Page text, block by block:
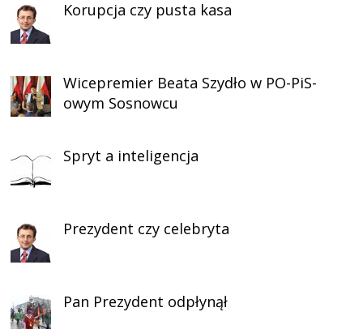
Korupcja czy pusta kasa
Wicepremier Beata Szydło w PO-PiS-
owym Sosnowcu
Spryt a inteligencja
Prezydent czy celebryta
Pan Prezydent odpłynął